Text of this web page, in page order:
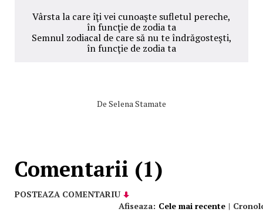
Vârsta la care îţi vei cunoaşte sufletul pereche,
în funcţie de zodia ta
Semnul zodiacal de care să nu te îndrăgosteşti,
în funcţie de zodia ta
De Selena Stamate
Comentarii (1)
POSTEAZA COMENTARIU
Afiseaza: Cele mai recente |